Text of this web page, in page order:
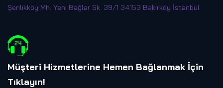
Şenlikköy Mh. Yeni Bağlar Sk. 39/1 34153 Bakırköy İstanbul
Müşteri Hizmetlerine Hemen Bağlanmak İçin
Tıklayın!